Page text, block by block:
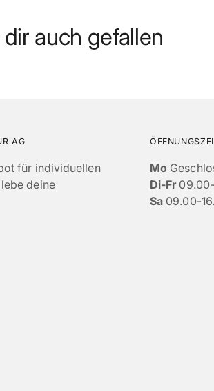
auch gefallen
AG
für individuellen
lebe deine
Mo
Di-Fr09.00-
Sa 09.00-